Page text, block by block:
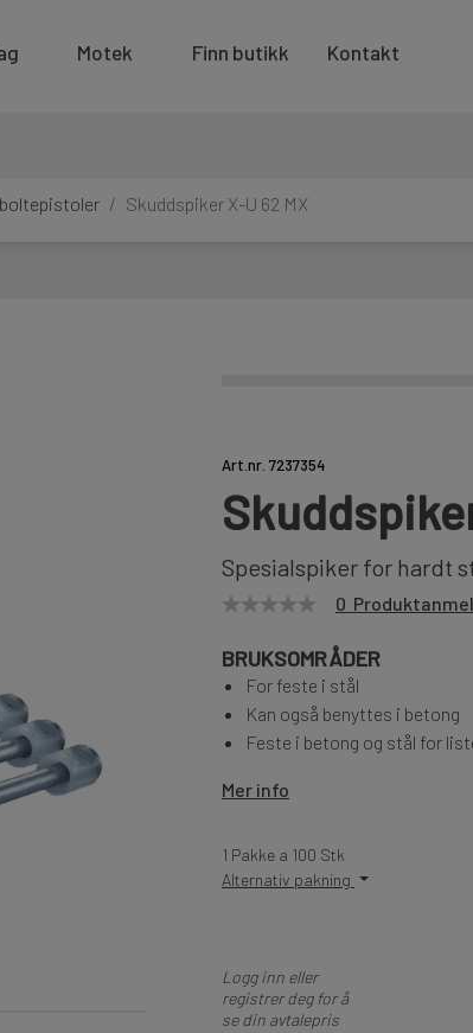
Motek Finn butikk Kontakt
Skuddspiker X-U 62 MX
Art.nr. 7237354
Spesialspiker for hardt
0
BRUKSOMRÅDER
For feste i stål
Kan også benyttes i betong
Feste i betong og stål for
Mer info
1 Pakke a 100 Stk
Alternativ pakning
Logg inn eller
registrer deg for å
se din avtalepris